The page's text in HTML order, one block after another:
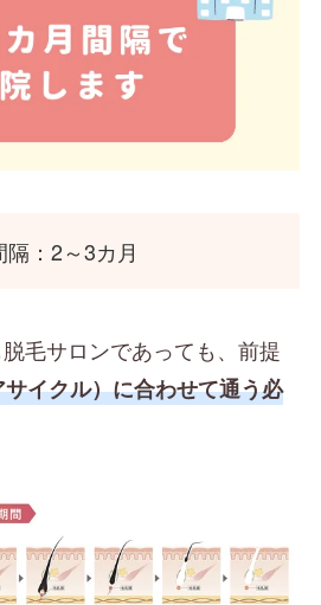
：2～3カ月
毛サロンであっても、前提
イクル）に合わせて通う必